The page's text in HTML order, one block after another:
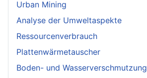
Urban Mining
Analyse der Umweltaspekte
Ressourcenverbrauch
Plattenwärmetauscher
Boden- und Wasserverschmutzung